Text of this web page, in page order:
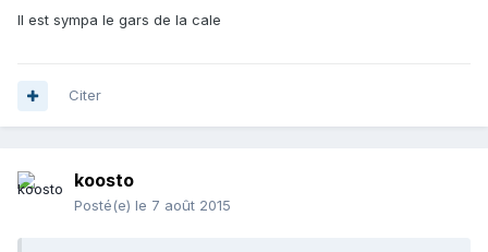
Il est sympa le gars de la cale
Citer
koosto
Posté(e) le 7 août 2015